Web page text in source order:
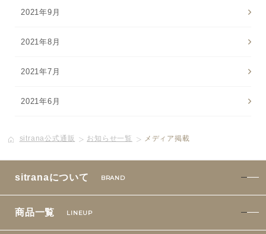
2021年9月
2021年8月
2021年7月
2021年6月
sitrana公式通販 お知らせ一覧 メディア掲載
sitranaについて BRAND
商品一覧 LINEUP